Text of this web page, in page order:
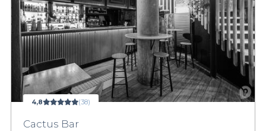
4,8 (38)
Cactus Bar